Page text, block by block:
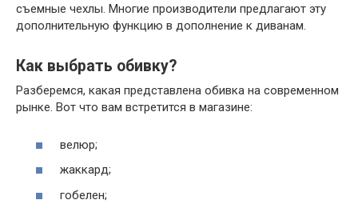
съемные чехлы. Многие производители предлагают эту
дополнительную функцию в дополнение к диванам.
Как выбрать обивку?
Разберемся, какая представлена обивка на современном
рынке. Вот что вам встретится в магазине:
велюр;
жаккард;
гобелен;